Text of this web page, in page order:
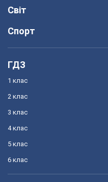
Світ
Спорт
ГДЗ
1 клас
2 клас
3 клас
4 клас
5 клас
6 клас